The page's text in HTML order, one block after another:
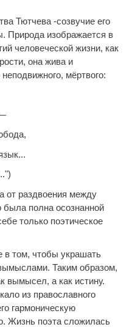
Тютчева -созвучие его
Природа изображается в
человеческой жизни, как
она жива и
мёртвого:
от раздвоения между
была полна осознанной
только поэтическое
в том, чтобы украшать
Таким образом,
вымысел, а как истину.
из православного
гармоническую
Жизнь поэта сложилась